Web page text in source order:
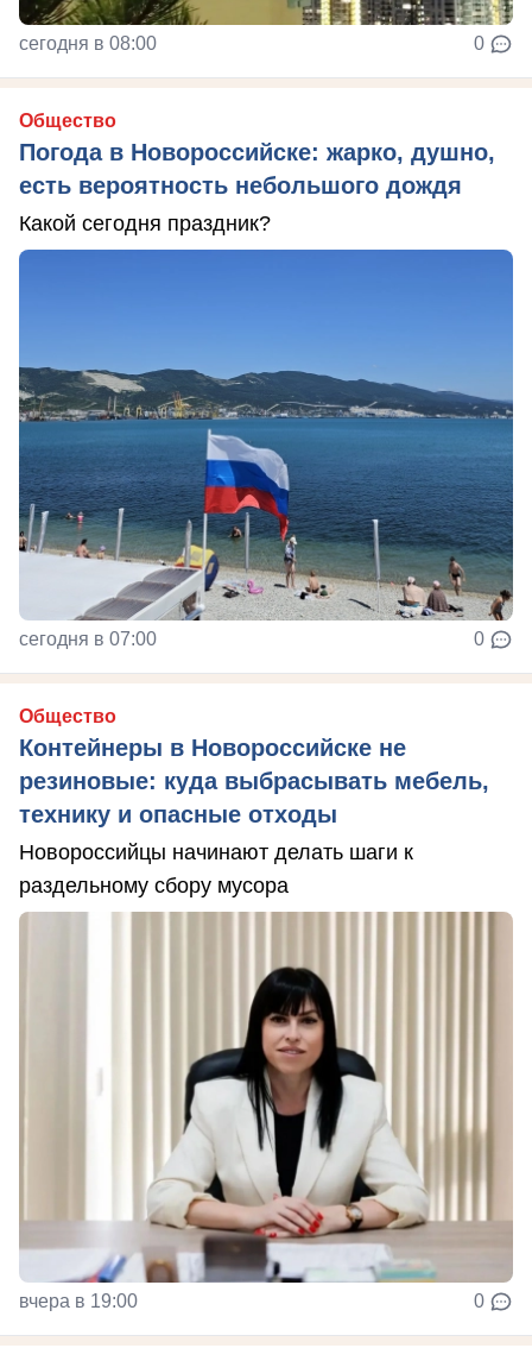
сегодня в 08:00 0
Общество
Погода в Новороссийске: жарко, душно,
есть вероятность небольшого дождя
Какой сегодня праздник?
сегодня в 07:00 0
Общество
Контейнеры в Новороссийске не
резиновые: куда выбрасывать мебель,
технику и опасные отходы
Новороссийцы начинают делать шаги к
раздельному сбору мусора
вчера в 19:00 0